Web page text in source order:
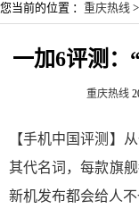
您当前的位置 ： 重庆热线 >
一加6评测：
重庆热线
【手机中国评测】
其代名词，每款旗
新机发布都会给人